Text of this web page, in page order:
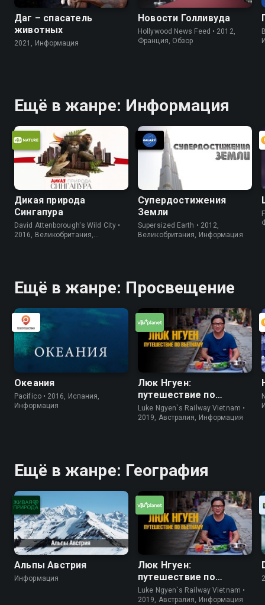
Даг – спасатель
животных
2021, Информация
Новости Голливуда
Hollywood News Feed • 2012,
Франция, Обзор
Ещё в жанре: Информация
Дикая природа
Сингапура
David Attenborough's Wild City •
2016, Великобритания,
Супердостижения
Земли
Supersized Earth • 2012,
Великобритания, Информация
Ещё в жанре: Просвещение
Океания
Pacifico • 2016, Испания,
Информация
Люк Нгуен:
путешествие по
Вьетнаму
Luke Ngyen`s Railway Vietnam •
2019, Австралия, Информация
Ещё в жанре: География
Альпы Австрия
Информация
Люк Нгуен:
путешествие по
Вьетнаму
Luke Ngyen`s Railway Vietnam •
2019, Австралия, Информация